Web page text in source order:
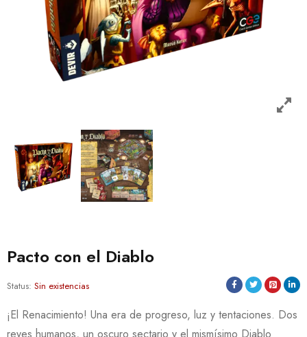
Pacto con el Diablo
Status: Sin existencias
¡El Renacimiento! Una era de progreso, luz y tentaciones. Dos